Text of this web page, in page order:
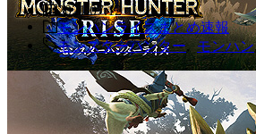
2021.07.12
モンハンライズまとめ速報
モンスターハンター, モンハン